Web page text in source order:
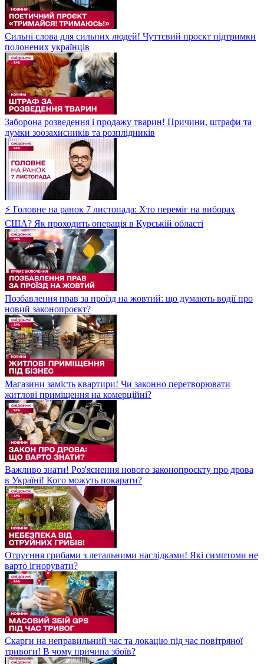
Сильні слова для сильних людей! Чуттєвий проєкт підтримки
полонених українців
Заборона розведення і продажу тварин! Причини, штрафи та
думки зоозахисників та розплідників
⚡ Головне на ранок 7 листопада: Хто переміг на виборах
США? Як проходить операція в Курській області
Позбавлення прав за проїзд на жовтий: що думають водії про
новий законопроєкт?
Магазини замість квартири! Чи законно перетворювати
житлові приміщення на комерційні?
Важливо знати! Роз'яснення нового законопроєкту про дрова
в Україні! Кого можуть покарати?
Отруєння грибами з летальними наслідками! Які симптоми не
варто ігнорувати?
Скарги на неправильний час та локацію під час повітряної
тривоги! В чому причина збоїв?